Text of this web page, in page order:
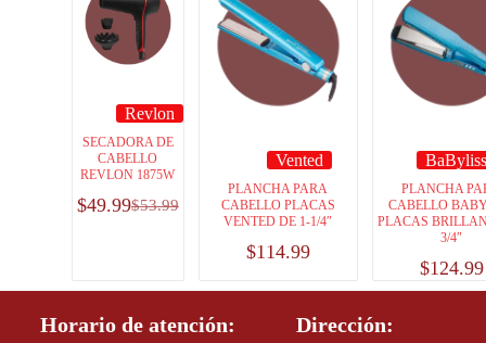
Revlon
SECADORA DE
CABELLO
REVLON 1875W
$53.99
$49.99
Vented
PLANCHA PARA
CABELLO PLACAS
VENTED DE 1-1/4″
$114.99
PLANCHA
CABELLO
PLACAS
3/4″
$124.99
Horario de atención:
Dirección: